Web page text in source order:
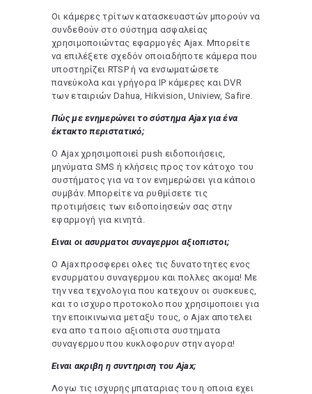
Οι κάμερες τρίτων κατασκευαστών μπορούν να
συνδεθούν στο σύστημα ασφαλείας
χρησιμοποιώντας εφαρμογές Ajax. Μπορείτε
να επιλέξετε σχεδόν οποιαδήποτε κάμερα που
υποστηρίζει RTSP ή να ενσωματώσετε
πανεύκολα και γρήγορα IP κάμερες και DVR
των εταιριών Dahua, Hikvision, Uniview, Safire.
Πώς με ενημερώνει το σύστημα Ajax για ένα
έκτακτο περιστατικό;
Ο Ajax χρησιμοποιεί push ειδοποιήσεις,
μηνύματα SMS ή κλήσεις προς τον κάτοχο του
συστήματος για να τον ενημερώσει για κάποιο
συμβάν. Μπορείτε να ρυθμίσετε τις
προτιμήσεις των ειδοποίησεών σας στην
εφαρμογή για κινητά.
Ειναι οι ασυρματοι συναγερμοι αξιοπιστοι;
Ο Ajax προσφερει ολες τις δυνατοτητες ενος
ενσυρματου συναγερμου και πολλες ακομα! Με
την νεα τεχνολογια που κατεχουν οι συσκευες,
και το ισχυρο προτοκολο που χρησιμοποιει για
την εποικινωνια μεταξυ τους, ο Ajax αποτελει
ενα απο τα ποιο αξιοπιστα συστηματα
συναγερμου που κυκλοφορυν στην αγορα!
Ειναι ακριβη η συντηριση του Ajax;
Λογω τις ισχυρης μπαταριας του η οποια εχει